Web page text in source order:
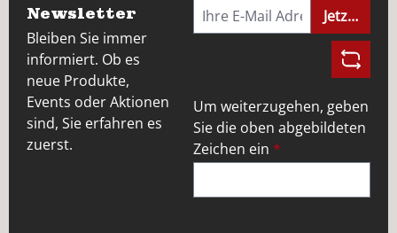
Newsletter
Bleiben Sie immer
informiert. Ob es
neue Produkte,
Events oder Aktionen
sind, Sie erfahren es
zuerst.
Jetzt
Um weiterzugehen, geben
Sie die oben abgebildeten
Zeichen ein *